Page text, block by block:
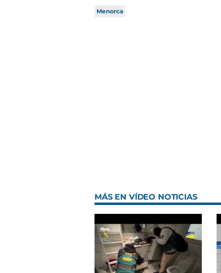
Menorca
MÁS EN VÍDEO NOTICIAS